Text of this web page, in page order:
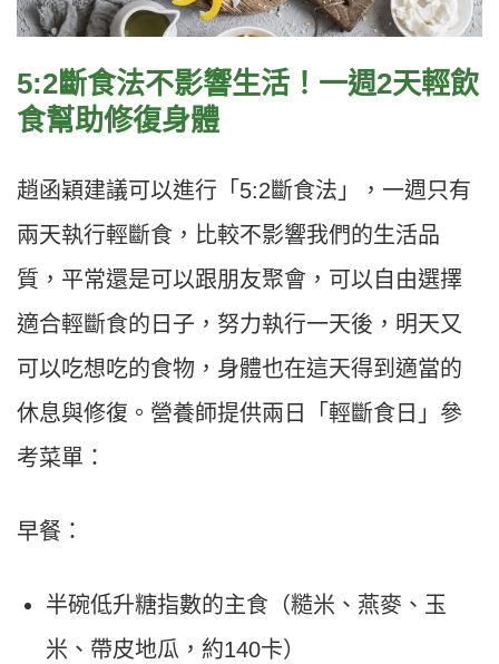
5:2斷食法不影響生活！一週2天輕飲
食幫助修復身體
趙函穎建議可以進行「 5:2斷食法」，一週只有
兩天執行輕斷食，比較不影響我們的生活品
質，平常還是可以跟朋友聚會，可以自由選擇
適合輕斷食的日子，努力執行一天後，明天又
可以吃想吃的食物，身體也在這天得到適當的
休息與修復。營養師提供兩日「輕斷食日」參
考菜單：
早餐：
半碗低升糖指數的主食（糙米、燕麥、玉
米、帶皮地瓜，約140卡）